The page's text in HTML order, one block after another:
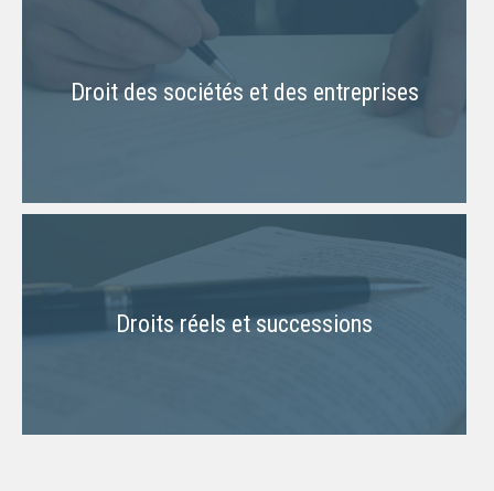
Droit des sociétés et des entreprises
Droits réels et successions